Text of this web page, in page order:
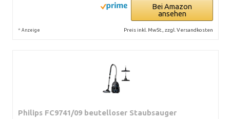
Bei Amazon
ansehen
* Anzeige Preis inkl. MwSt., zzgl. Versandkosten
Philips FC9741/09 beutelloser Staubsauger